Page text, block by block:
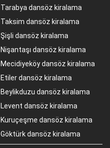
Tarabya dansöz kiralama
Taksim dansöz kiralama
Şişli dansöz kiralama
Nişantaşı dansöz kiralama
Mecidiyeköy dansöz kiralama
Etiler dansöz kiralama
Beylikduzu dansöz kiralama
Levent dansöz kiralama
Kuruçeşme dansöz kiralama
Göktürk dansöz kiralama